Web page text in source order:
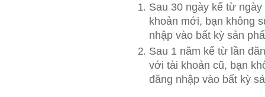
Sau 30 ngày kể từ
khoản mới, bạn không
nhập vào bất kỳ sản
Sau 1 năm kể từ lần
với tài khoản cũ, bạn
đăng nhập vào bất kỳ